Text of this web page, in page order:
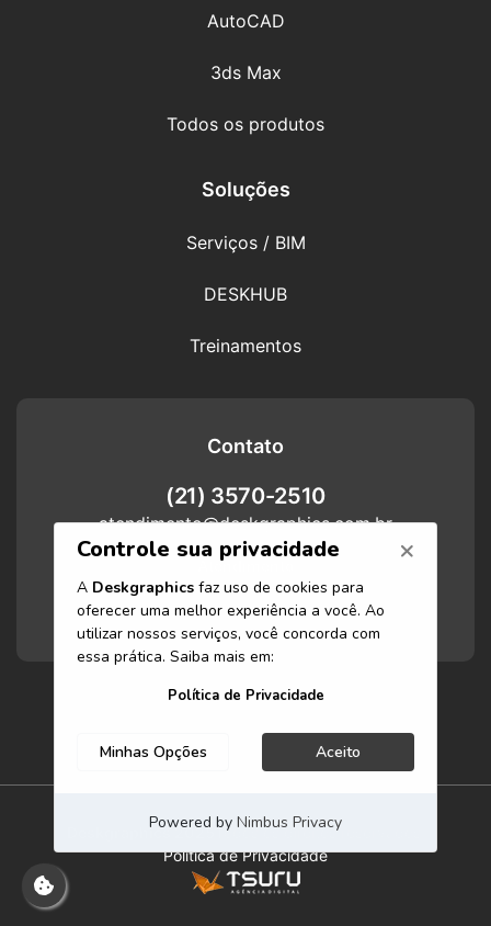
AutoCAD
3ds Max
Todos os produtos
Soluções
Serviços / BIM
DESKHUB
Treinamentos
Contato
(21) 3570-2510
atendimento@deskgraphics.com.br
Atendimento
Funcionamos de segunda-feira a
sexta-feira das 8h às 17h.
Deskgraphics 2025 Todos os direitos reservados.
Politica de Privacidade